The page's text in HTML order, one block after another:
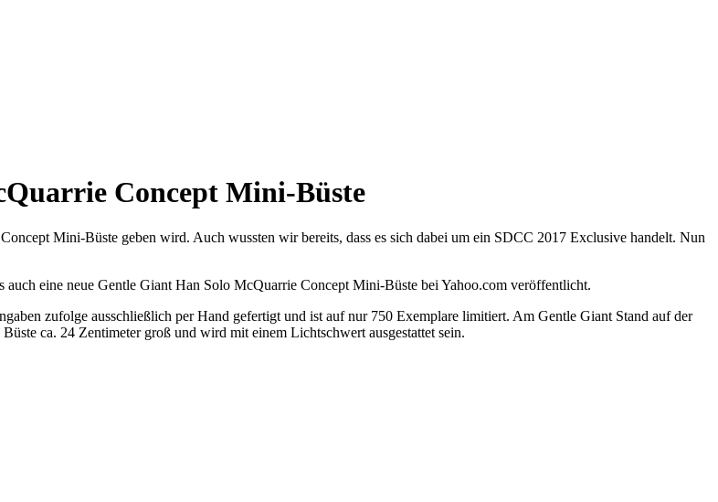
Concept Mini-Büste
Mini-Büste geben wird. Auch wussten wir bereits, dass es sich dabei um ein SDCC 2017 Exclusive handelt. Nun
auch eine neue Gentle Giant Han Solo McQuarrie Concept Mini-Büste bei Yahoo.com veröffentlicht.
zufolge ausschließlich per Hand gefertigt und ist auf nur 750 Exemplare limitiert. Am Gentle Giant Stand auf der
ca. 24 Zentimeter groß und wird mit einem Lichtschwert ausgestattet sein.